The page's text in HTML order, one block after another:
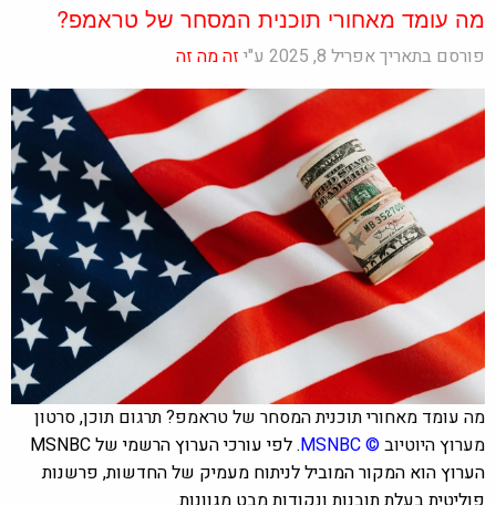
מה עומד מאחורי תוכנית המסחר של טראמפ?
פורסם בתאריך אפריל 8, 2025 ע"י זה מה זה
מה עומד מאחורי תוכנית המסחר של טראמפ? תרגום תוכן, סרטון
מערוץ היוטיוב©
MSNBC
. לפי עורכי הערוץ הרשמי של MSNBC
הערוץ הוא המקור המוביל לניתוח מעמיק של החדשות, פרשנות